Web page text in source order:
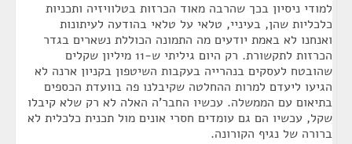
למודי ניסיון בכך שהרבה מאוד הכרזות בטלוויזיה ותכניות
כלכליות שהן, בעיניי, טלאי על טלאי בהודעה לעיתונות
ואנחנו לא באמת יודעים מה התמונה הכוללת נשארים בגדר
הכרזות לתקשורת. רק היום גיליתי ש-11 מיליון שקלים
שהובטח לעסקים בנהרייה בעקבות השיטפון בקניון ארנה לא
הגיעו ליעדם למרות ההחלטה שקיבלנו פה בוועדת הכספים
בתיאום עם הממשלה. עכשיו החבר'ה האלה לא רק שלא קיבלו
שקל, עכשיו הם גם עומדים חסרי אונים מול תכנית כלכלית לא
ברורה של נגיף הקורונה.